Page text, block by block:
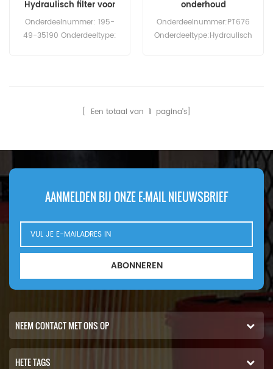
Hydraulisch filter voor
D375A-2
Onderdeelnummer: 195-
49-35190 Onderdeeltype:
Compatibiliteit: Komatsu
onderhoud
Onderdeelnummer:PT676
Onderdeeltype:Hydraulisch
[ Een totaal van 1 pagina's]
AANMELDEN BIJ ONZE E-MAIL NIEUWSBRIEF
ABONNEREN
NEEM CONTACT MET ONS OP
HETE TAGS